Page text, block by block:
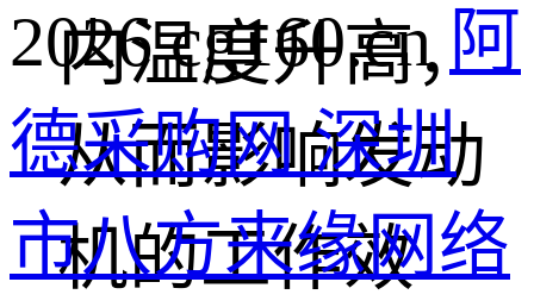
内温度升高，
从而影响发动
机的工作效
2026 cg160.cn 阿
德采购网 深圳
市八方来缘网络